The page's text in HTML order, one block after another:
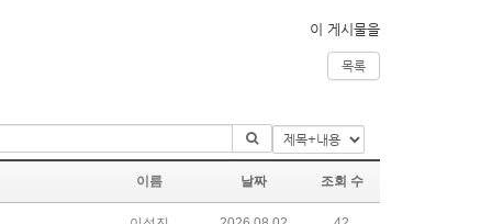
이 게시물을
목록
이름 날짜 조회 수